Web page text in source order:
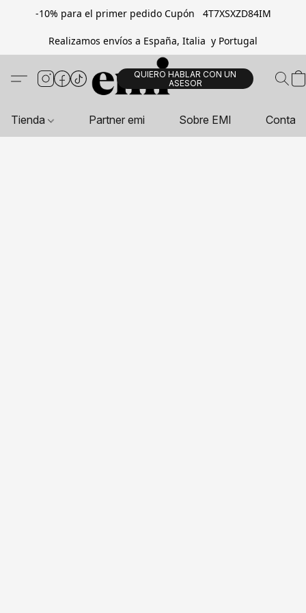
-10% para el primer pedido Cupón 4T7XSXZD84IM
Realizamos envíos a España, Italia y Portugal
QUIERO HABLAR CON UN
ASESOR
Tienda Partner emi Sobre EMI